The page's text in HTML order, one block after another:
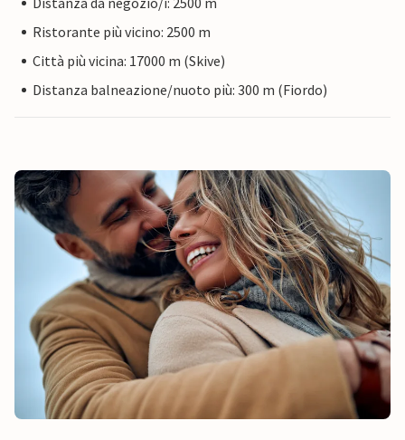
Ristorante più vicino: 2500 m
Città più vicina: 17000 m (Skive)
Distanza balneazione/nuoto più: 300 m (Fiordo)